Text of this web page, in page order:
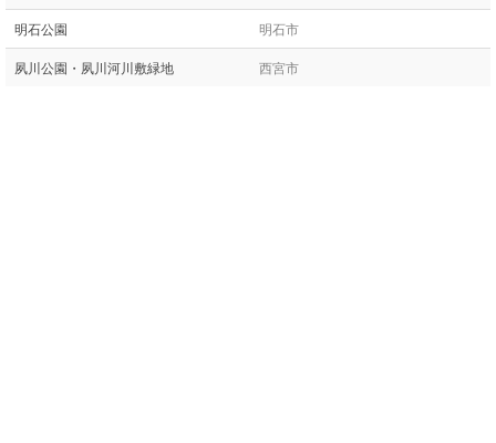
明石公園 明石市
夙川公園・夙川河川敷緑地 西宮市